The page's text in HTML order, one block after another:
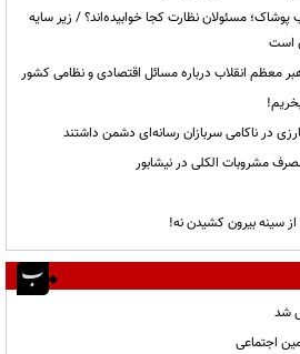
مسئولان نظارت کجا خوابیده‌اند؟ / زیر سایه
است
معظم انقلاب درباره مسائل اقتصادی و نظامی کشور
در ناکامی سربازان رسانه‌ای دشمن داشتند
از سینه بیرون کشیدن نه!
شد
اجتماعی